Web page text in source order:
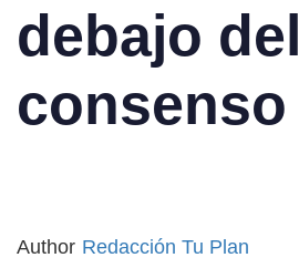
debajo del
consenso
Author Redacción Tu Plan